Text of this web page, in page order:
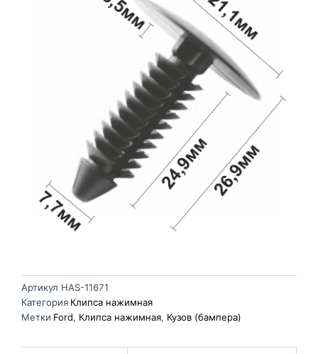
Артикул HAS-11671
Категория Клипса нажимная
Метки Ford, Клипса нажимная, Кузов (бампера)